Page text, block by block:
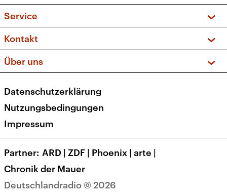
Sendungen und Podcasts
Musikliste
Kakadu – Das Kinderprogramm
Frequenzen (UKW + DAB+)
Service
FAQ
Apps
Newsletter
Veranstaltungen
Kontakt
Social Media
Über uns
Presse
Karriere
Transparenz
Deutschlandradio © 2026
Datenschutzerklärung
Nutzungsbedingungen
Impressum
Partner ARD | ZDF | Phoenix | arte |
Chronik der Mauer